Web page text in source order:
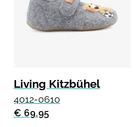
Living Kitzbühel
4012-0610
€ 69.95